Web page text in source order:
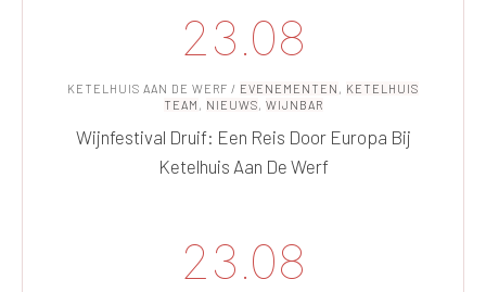
23.08
KETELHUIS AAN DE WERF / EVENEMENTEN , KETELHUIS
TEAM , NIEUWS, WIJNBAR
Wijnfestival Druif: Een Reis Door Europa Bij
Ketelhuis Aan De Werf
23.08